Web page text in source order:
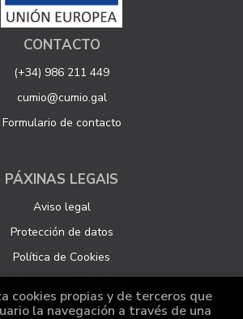
CONTACTO
(+34) 986 211 449
cumio@cumio.gal
Formulario de contacto
PÁXINAS LEGAIS
Aviso legal
Protección de datos
Política de Cookies
cookies propias y de terceros que
la navegación a través de una